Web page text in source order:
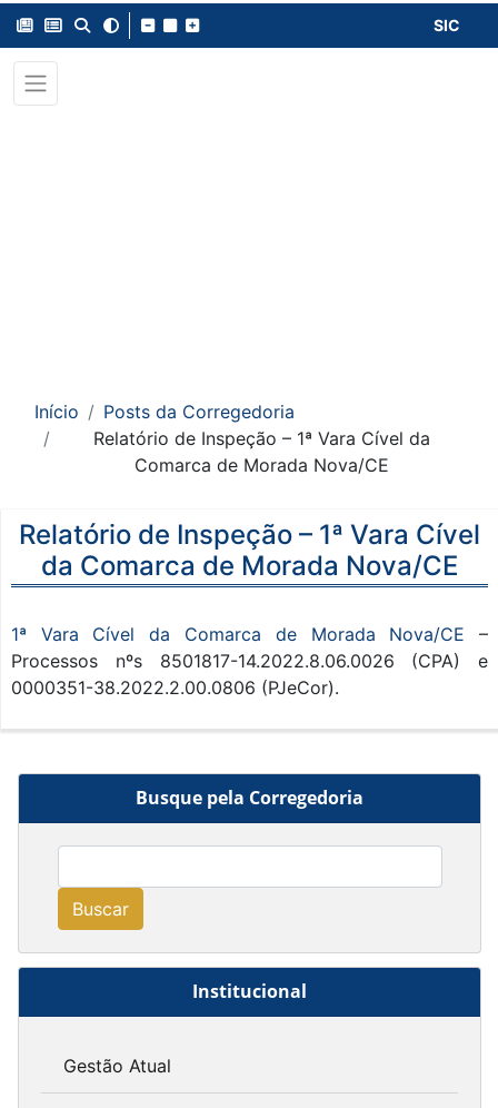
SIC
Início
Posts da Corregedoria
Relatório de Inspeção – 1ª Vara Cível da
Comarca de Morada Nova/CE
Busque pela Corregedoria
Buscar
Institucional
Gestão Atual
Relatório de Inspeção – 1ª Vara Cível
da Comarca de Morada Nova/CE
1ª Vara Cível da Comarca de Morada Nova/CE –
Processos nºs 8501817-14.2022.8.06.0026 (CPA) e
0000351-38.2022.2.00.0806 (PJeCor).